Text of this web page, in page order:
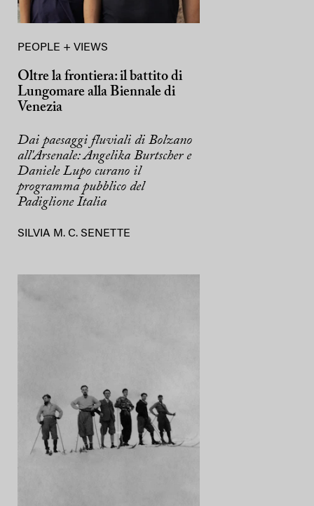
PEOPLE + VIEWS
Oltre la frontiera: il battito di
Lungomare alla Biennale di
Venezia
Dai paesaggi fluviali di Bolzano
all'Arsenale: Angelika Burtscher e
Daniele Lupo curano il
programma pubblico del
Padiglione Italia
SILVIA M. C. SENETTE